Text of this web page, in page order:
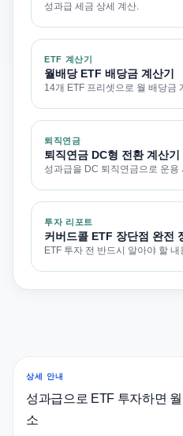
성과급 세금 상세 계산.
ETF 계산기
월배당 ETF 배당금 계산기
14개 ETF 프리셋으로 월 배당금
퇴직연금
퇴직연금 DC형 전환 계산기
성과급을 DC 퇴직연금으로 운용
투자 리포트
커버드콜 ETF 장단점 완전
ETF 투자 전 반드시 알아야 할 내
상세 안내
성과급으로 ETF 투자하면
소